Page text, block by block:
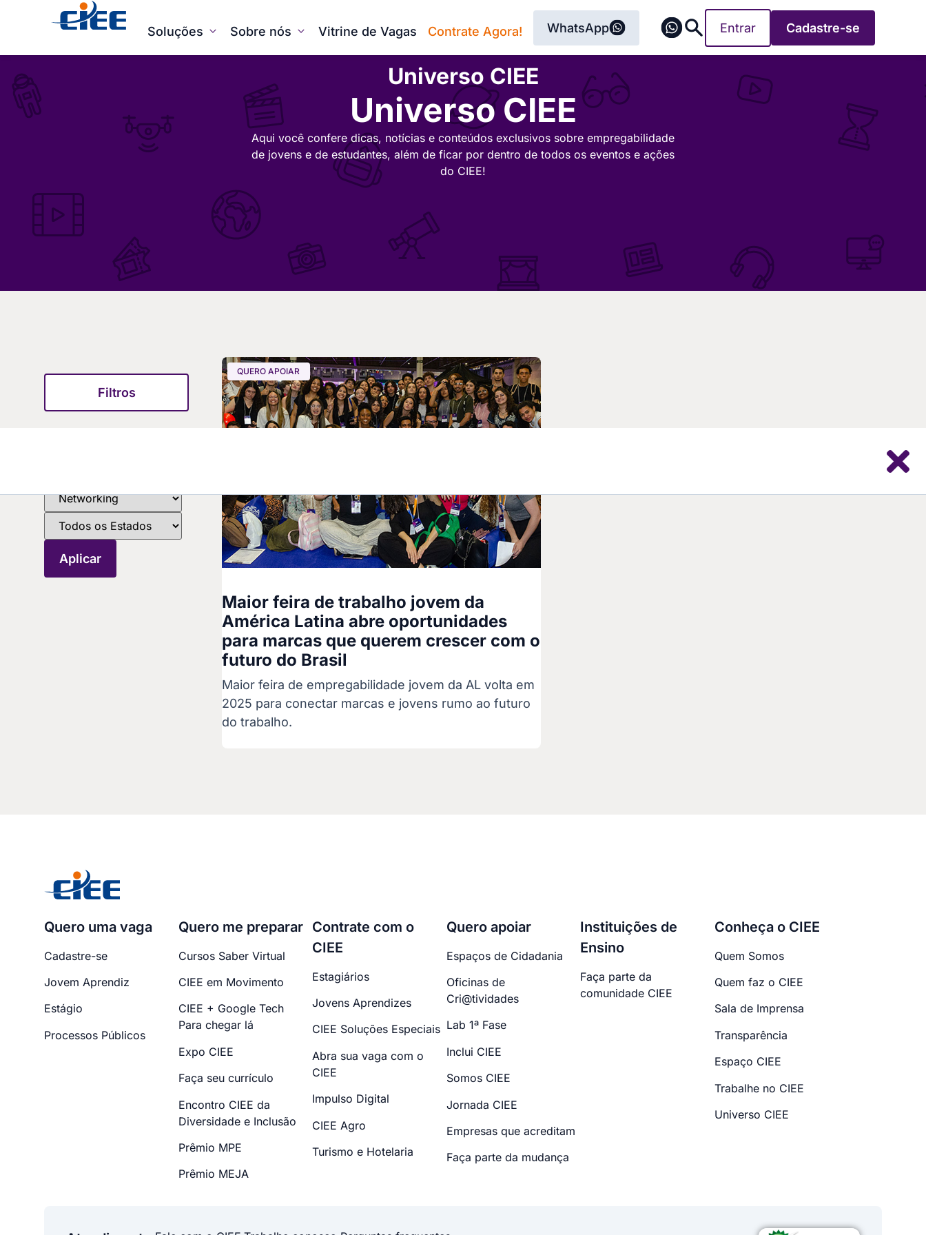
Soluções Sobre nós Vitrine de Vagas Contrate Agora! WhatsApp Entrar Cadastre-se
Universo CIEE
Universo CIEE
Aqui você confere dicas, notícias e conteúdos exclusivos sobre empregabilidade
de jovens e de estudantes, além de ficar por dentro de todos os eventos e ações
do CIEE!
Filtros
QUERO APOIAR
Maior feira de trabalho jovem da
América Latina abre oportunidades
para marcas que querem crescer com o
futuro do Brasil
Maior feira de empregabilidade jovem da AL volta em
2025 para conectar marcas e jovens rumo ao futuro
do trabalho.
Quero uma vaga
Cadastre-se
Jovem Aprendiz
Estágio
Processos Públicos
Quero me preparar
Cursos Saber Virtual
CIEE em Movimento
CIEE + Google Tech
Para chegar lá
Expo CIEE
Faça seu currículo
Encontro CIEE da
Diversidade e Inclusão
Prêmio MPE
Prêmio MEJA
Contrate com o
CIEE
Estagiários
Jovens Aprendizes
CIEE Soluções Especiais
Abra sua vaga com o
CIEE
Impulso Digital
CIEE Agro
Turismo e Hotelaria
Quero apoiar
Espaços de Cidadania
Oficinas de
Cri@tividades
Lab 1ª Fase
Inclui CIEE
Somos CIEE
Jornada CIEE
Empresas que acreditam
Faça parte da mudança
Instituições de
Ensino
Faça parte da
comunidade CIEE
Conheça o CIEE
Quem Somos
Quem faz o CIEE
Sala de Imprensa
Transparência
Espaço CIEE
Trabalhe no CIEE
Universo CIEE